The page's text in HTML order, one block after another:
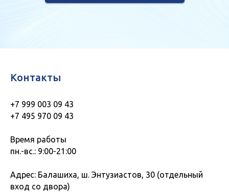
Контакты
+7 999 003 09 43
+7 495 970 09 43
Время работы
пн.-вс.: 9:00-21:00
Адрес: Балашиха, ш. Энтузиастов, 30 (отдельный
вход со двора)